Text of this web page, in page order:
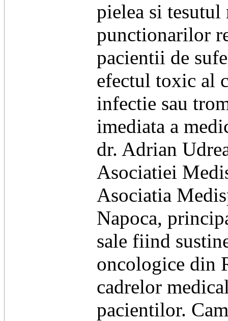
pielea si
punctionarilor
pacientii de
efectul toxic al
infectie sau
imediata a
dr. Adrian
Asociatiei
Asociatia
Napoca,
sale fiind
oncologice din
cadrelor
pacientilor.